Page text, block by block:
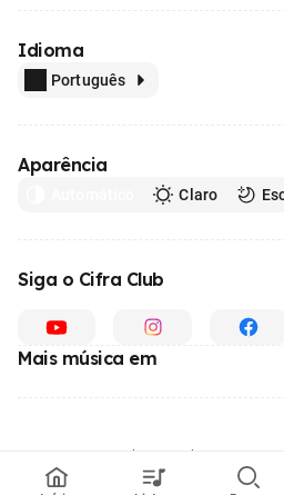
Idioma
Português
Aparência
Claro
Siga o Cifra Club
Mais música em
© 1996 - 2026, o maior site de ensino de